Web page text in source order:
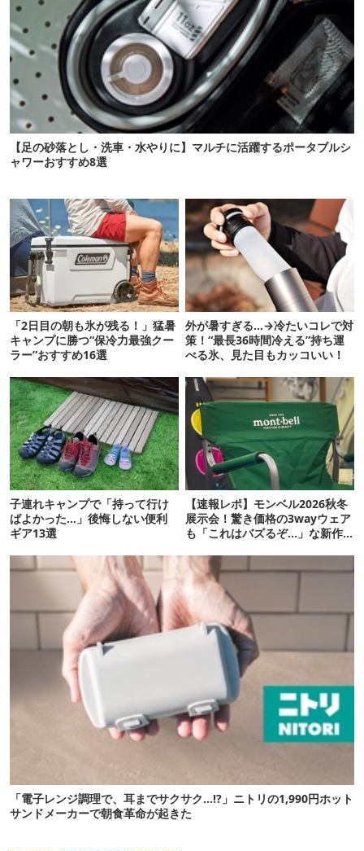
【足の砂落とし・洗車・水やりに】マルチに活躍するポータブルシ
ャワーおすすめ8選
「2日目の朝も氷が残る！」猛暑
キャンプに勝つ“保冷力最強クー
ラー”おすすめ16選
外が暑すぎる…→冷たいコレで対
策！“最長36時間冷える”持ち運
べる氷、見た目もカッコいい！
子連れキャンプで「持って行け
ばよかった…」後悔しない便利
ギア13選
【速報レポ】モンベル2026秋冬
展示会！驚き価格の3wayウェア
も「これはバズるぞ…」な新作
「電子レンジ調理で、耳までサクサク…!?」ニトリの1,990円ホット
サンドメーカーで朝食革命が起きた